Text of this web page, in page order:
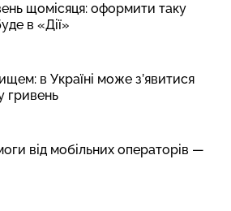
щомісяця: оформити таку
в «Дії»
в Україні може з’явитися
гривень
від мобільних операторів —